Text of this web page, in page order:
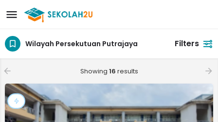
Wilayah Persekutuan Putrajaya Filters
Showing 16 results